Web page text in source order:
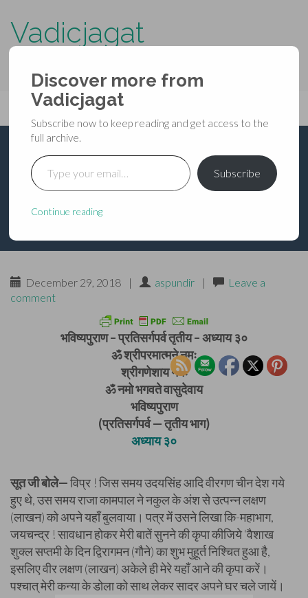
Vadicjagat
Primary
Menu
content
Vadicjagat
भविष्यपुराण – प्रतिसर्गपर्व
तृतीय – अध्याय ३०
December 29, 2018 | aspundir |
Leave a
comment
भविष्यपुराण – प्रतिसर्गपर्व तृतीय – अध्याय ३०
ॐ श्रीपरमात्मने नमः
श्रीगणेशाय नमः
ॐ नमो भगवते वासुदेवाय
भविष्यपुराण
(प्रतिसर्गपर्व — तृतीय भाग)
अध्याय ३०
सूत जी बोले—विप्र ! जिस समय उदयसिंह आदि वीरगण चीन देश गये
हुए थे, उस समय राजा कामपाल ने नकुल के अंश से उत्पन्न लक्षण
(लाखन) को अपने यहाँ बुलवाया। पत्र में उसने लिखा कि-महाभाग,
जयचन्द्र ! सावधान होकर मेरी बातें सुनने की कृपा कीजिये ‘वैशाख
शुक्ल सप्तमी के दिन द्विरागमन (गौने) का शुभ मुहूर्त निश्चित हुआ है,
इसलिए वीर लक्षण (लाखन) अकेले ही मेरे यहाँ आने की कृपा करें।
पश्चात् मेरी कन्या के डोला को साथ लेकर सादर अपने घर चले जायें।
Discover more from
Vadicjagat
Subscribe now to keep reading and get access to the
full archive.
Type your email…
Subscribe
Continue reading